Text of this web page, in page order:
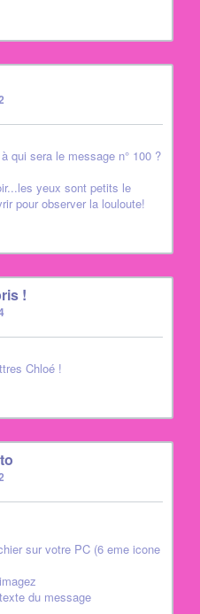
qui sera le message n° 100 ?
yeux sont petits le
pour observer la louloute!
!
Chloé !
sur votre PC (6 eme icone
du message